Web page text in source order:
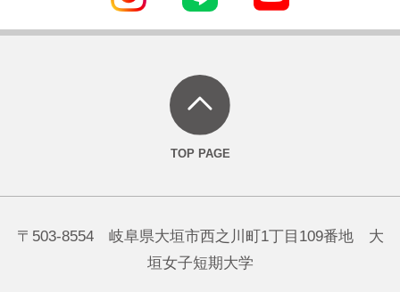
〒503-8554 岐阜県大垣市西之川町1丁目109番地 大
垣女子短期大学